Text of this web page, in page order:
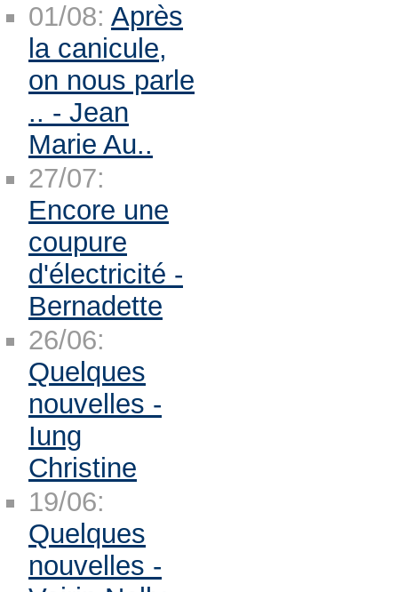
01/08: Après
la canicule,
on nous parle
.. - Jean
Marie Au..
27/07:
Encore une
coupure
d'électricité -
Bernadette
26/06:
Quelques
nouvelles -
Iung
Christine
19/06:
Quelques
nouvelles -